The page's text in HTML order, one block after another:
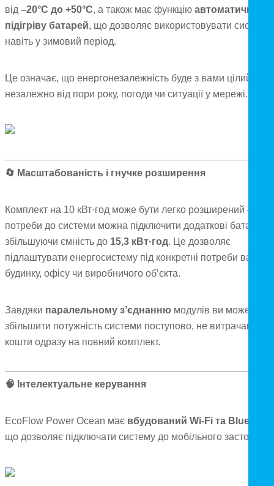
від –20°C до +50°C, а також має функцію автоматичного
підігріву батарей, що дозволяє використовувати систему
навіть у зимовий період.
Це означає, що енергонезалежність буде з вами цілий рік
незалежно від пори року, погоди чи ситуації у мережі.
🔄 Масштабованість і гнучке розширення
Комплект на 10 кВт·год може бути легко розширений — за
потреби до системи можна підключити додаткові батареї,
збільшуючи ємність до 15,3 кВт·год. Це дозволяє
підлаштувати енергосистему під конкретні потреби вашого
будинку, офісу чи виробничого об’єкта.
Завдяки паралельному з’єднанню модулів ви можете
збільшити потужність системи поступово, не витрачаючи
кошти одразу на повний комплект.
🧠 Інтелектуальне керування
EcoFlow Power Ocean має вбудований Wi-Fi та Bluetooth
що дозволяє підключати систему до мобільного застосунку